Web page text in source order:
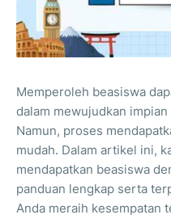
Memperoleh beasiswa
dalam mewujudkan
Namun, proses
mudah. Dalam artikel ini,
mendapatkan beasiswa
panduan lengkap serta
Anda meraih kesempatan